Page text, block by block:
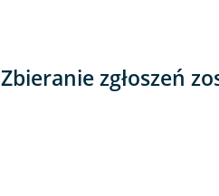
Zbieranie zgłoszeń